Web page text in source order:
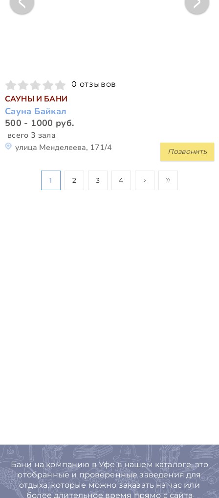
0 отзывов
САУНЫ И БАНИ
Сауна Байкал
500 - 1000 руб.
всего 3 зала
Позвонить
улица Менделеева, 171/4
1 2 3 4
Бани на компанию в Уфе в нашем каталоге, это
отобранные и проверенные заведения для
отдыха, которые можно заказать на час или
более длительное время прямо с сайта